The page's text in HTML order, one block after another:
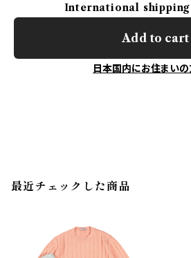
International
Add to cart
日本国内にお住まい
最近チェックした商品